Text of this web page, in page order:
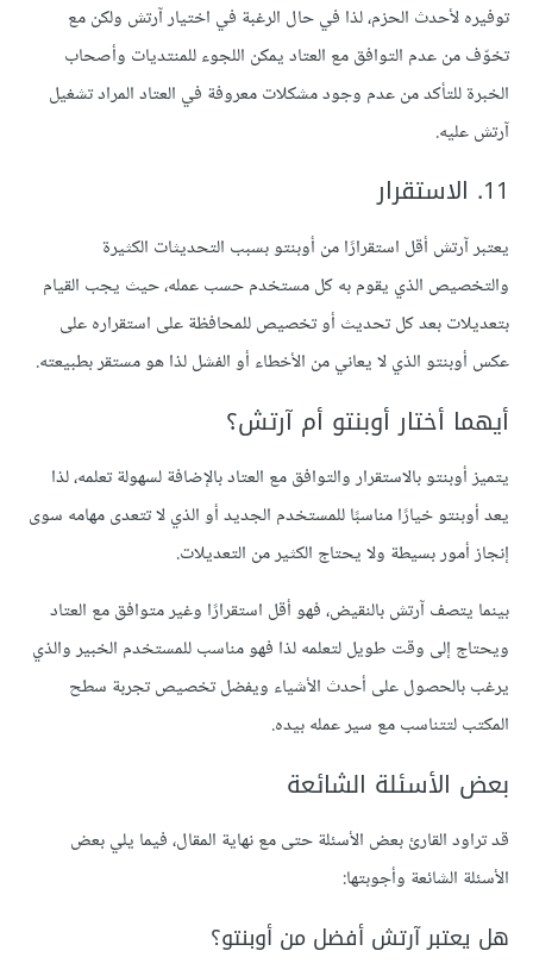
توفيره لأحدث الحزم، لذا في حال الرغبة في اختيار آرتش ولكن مع
تخوّف من عدم التوافق مع العتاد يمكن اللجوء للمنتديات وأصحاب
الخبرة للتأكد من عدم وجود مشكلات معروفة في العتاد المراد تشغيل
آرتش عليه.
11. الاستقرار
يعتبر آرتش أقل استقرارًا من أوبنتو بسبب التحديثات الكثيرة
والتخصيص الذي يقوم به كل مستخدم حسب عمله، حيث يجب القيام
بتعديلات بعد كل تحديث أو تخصيص للمحافظة على استقراره على
عكس أوبنتو الذي لا يعاني من الأخطاء أو الفشل لذا هو مستقر بطبيعته.
أيهما أختار أوبنتو أم آرتش؟
يتميز أوبنتو بالاستقرار والتوافق مع العتاد بالإضافة لسهولة تعلمه، لذا
يعد أوبنتو خيارًا مناسبًا للمستخدم الجديد أو الذي لا تتعدى مهامه سوى
إنجاز أمور بسيطة ولا يحتاج الكثير من التعديلات.
بينما يتصف آرتش بالنقيض، فهو أقل استقرارًا وغير متوافق مع العتاد
ويحتاج إلى وقت طويل لتعلمه لذا فهو مناسب للمستخدم الخبير والذي
يرغب بالحصول على أحدث الأشياء ويفضل تخصيص تجربة سطح
المكتب لتتناسب مع سير عمله بيده.
بعض الأسئلة الشائعة
قد تراود القارئ بعض الأسئلة حتى مع نهاية المقال، فيما يلي بعض
الأسئلة الشائعة وأجوبتها:
هل يعتبر آرتش أفضل من أوبنتو؟